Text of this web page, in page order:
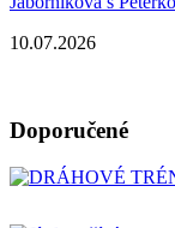
10.07.2026
Doporučené